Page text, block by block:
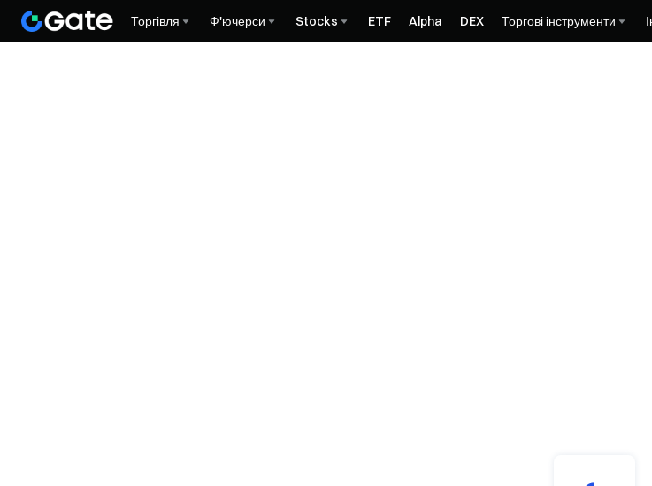
Торгівля Ф'ючерси Stocks ETF Alpha DEX Торгові інструменти